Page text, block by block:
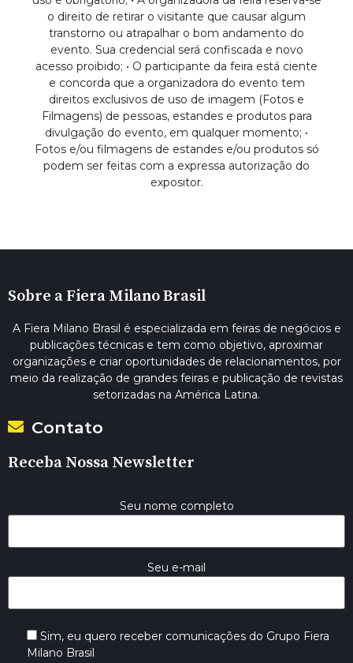
o direito de retirar o visitante que causar algum
transtorno ou atrapalhar o bom andamento do
evento. Sua credencial será confiscada e novo
acesso proibido; • O participante da feira está ciente
e concorda que a organizadora do evento tem
direitos exclusivos de uso de imagem (Fotos e
Filmagens) de pessoas, estandes e produtos para
divulgação do evento, em qualquer momento; •
Fotos e/ou filmagens de estandes e/ou produtos só
podem ser feitas com a expressa autorização do
expositor.
Sobre a Fiera Milano Brasil
A Fiera Milano Brasil é especializada em feiras de negócios e
publicações técnicas e tem como objetivo, aproximar
organizações e criar oportunidades de relacionamentos, por
meio da realização de grandes feiras e publicação de revistas
setorizadas na América Latina.
Contato
Receba Nossa Newsletter
Seu nome completo
Seu e-mail
Sim, eu quero receber comunicações do Grupo Fiera
Milano Brasil